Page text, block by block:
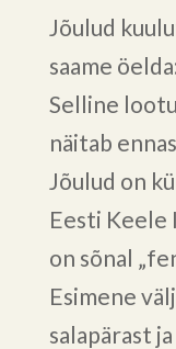
Jõulud
saame
Selline
näitab
Jõulud on
Eesti Keele
on sõnal
Esimene
salapärast